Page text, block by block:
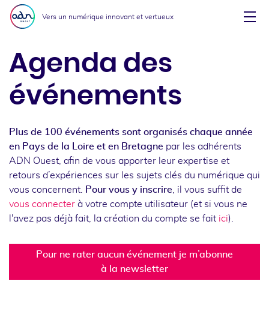
Aller au menu
Aller au contenu
Vers un numérique innovant et vertueux
Agenda des
événements
Plus de 100 événements sont organisés chaque année
en Pays de la Loire et en Bretagne par les adhérents
ADN Ouest, afin de vous apporter leur expertise et
retours d’expériences sur les sujets clés du numérique qui
vous concernent.
Pour vous y inscrire , il vous suffit de
vous connecter à votre compte utilisateur (et si vous ne
l'avez pas déjà fait, la création du compte se fait ici).
Pour ne rater aucun événement je m’abonne
à la newsletter